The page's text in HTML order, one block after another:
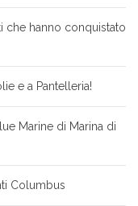
che hanno conquistato
e a Pantelleria!
Marine di Marina di
Columbus